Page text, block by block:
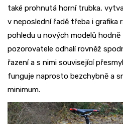
také prohnutá horní trubka,
v neposlední řadě třeba i grafika
pohledu u nových modelů hodně
pozorovatele odhalí rovněž
řazení a s nimi související
funguje naprosto bezchybně a
minimum.